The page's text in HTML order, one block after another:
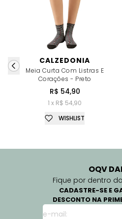
CALZEDONIA
Meia Curta Com Listras E
Corações - Preto
R$ 54,90
1 x R$ 54,90
WISHLIST
OQV
Fique por dentro
CADASTRE-SE E
DESCONTO NA